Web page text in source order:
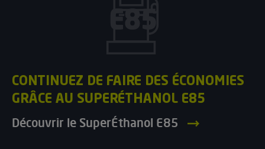
CONTINUEZ DE FAIRE DES ÉCONOMIES
GRÂCE AU SUPERÉTHANOL E85
Découvrir le SuperÉthanol E85